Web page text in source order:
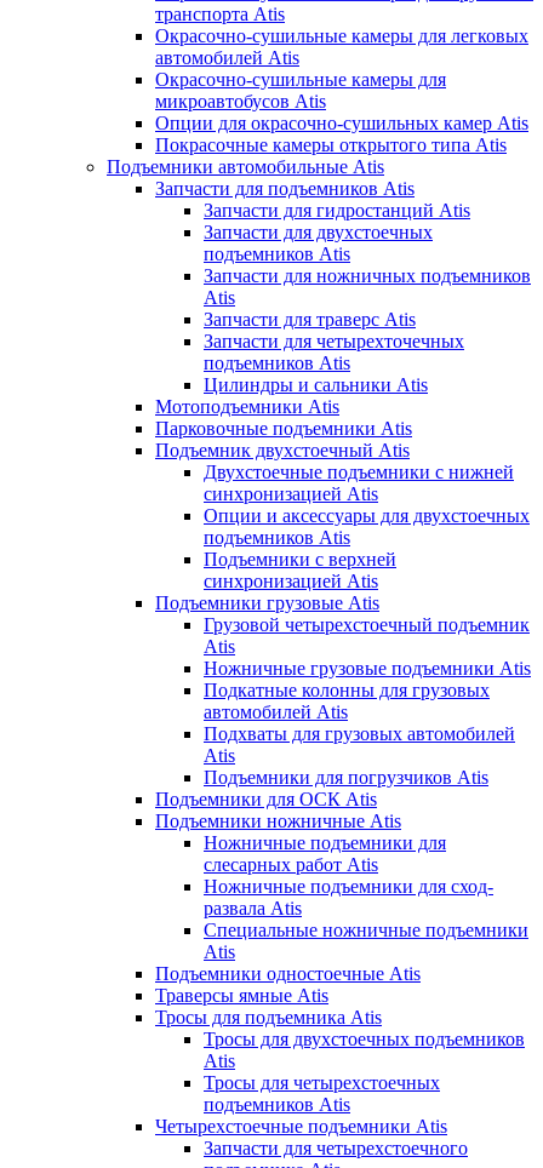
транспорта Atis
Окрасочно-сушильные камеры для легковых
автомобилей Atis
Окрасочно-сушильные камеры для
микроавтобусов Atis
Опции для окрасочно-сушильных камер Atis
Покрасочные камеры открытого типа Atis
Подъемники автомобильные Atis
Запчасти для подъемников Atis
Запчасти для гидростанций Atis
Запчасти для двухстоечных
подъемников Atis
Запчасти для ножничных подъемников
Atis
Запчасти для траверс Atis
Запчасти для четырехточечных
подъемников Atis
Цилиндры и сальники Atis
Мотоподъемники Atis
Парковочные подъемники Atis
Подъемник двухстоечный Atis
Двухстоечные подъемники с нижней
синхронизацией Atis
Опции и аксессуары для двухстоечных
подъемников Atis
Подъемники с верхней
синхронизацией Atis
Подъемники грузовые Atis
Грузовой четырехстоечный подъемник
Atis
Ножничные грузовые подъемники Atis
Подкатные колонны для грузовых
автомобилей Atis
Подхваты для грузовых автомобилей
Atis
Подъемники для погрузчиков Atis
Подъемники для ОСК Atis
Подъемники ножничные Atis
Ножничные подъемники для
слесарных работ Atis
Ножничные подъемники для сход-
развала Atis
Специальные ножничные подъемники
Atis
Подъемники одностоечные Atis
Траверсы ямные Atis
Тросы для подъемника Atis
Тросы для двухстоечных подъемников
Atis
Тросы для четырехстоечных
подъемников Atis
Четырехстоечные подъемники Atis
Запчасти для четырехстоечного